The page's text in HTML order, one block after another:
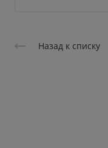
Назад к списку